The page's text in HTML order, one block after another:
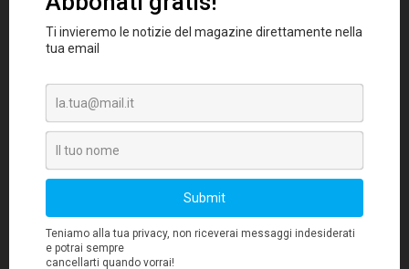
solida degli utili, anche se a un ritmo inferiore
che nel 2017, e persistono i segnali di
anche incrementando le spese in conto
capitale, in linea con l'outlook sulla crescita e
le prospettive sulla domanda. L'anno scorso, il
volume lordo delle emissioni ha toccato livelli
record, ma gran parte di esse è riconducibile a
rifinanziamenti, operazioni di riacquisto e
offerte pubbliche, mentre l'emissione netta è